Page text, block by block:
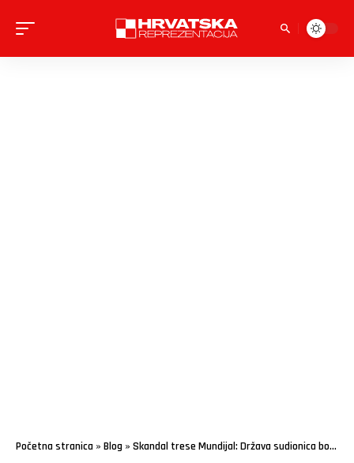
Početna stranica » Blog » Skandal trese Mundijal: Država sudionica bojkotira ždrijeb?